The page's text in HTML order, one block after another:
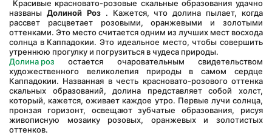
названы Долиной Роз . Кажется, что долина пылает, когда
рассвет расцветает розовыми, оранжевыми и золотыми
оттенками. Это место считается одним из лучших мест восхода
солнца в Каппадокии. Это идеальное место, чтобы совершить
утреннюю прогулку и погрузиться в чудеса природы.
Долина роз остается очаровательным свидетельством
художественного великолепия природы в самом сердце
Каппадокии. Названная в честь красновато-розового оттенка
скальных образований, долина представляет собой холст,
который, кажется, оживает каждое утро. Первые лучи солнца,
пронзая горизонт, освещают зубчатые образования, рисуя
живописную мозаику розовых, оранжевых и золотистых
оттенков.